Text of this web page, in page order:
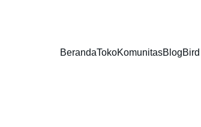
BerandaTokoKomunitasBlog